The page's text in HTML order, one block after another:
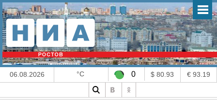
06.08.2026 °C 0 $ 80.93 € 93.19